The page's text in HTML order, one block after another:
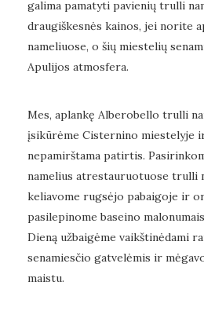
galima pamatyti pavienių trulli
draugiškesnės kainos, jei norite
nameliuose, o šių miestelių
Apulijos atmosfera.
Mes, aplankę Alberobello trulli
įsikūrėme Cisternino miestelyje
nepamirštama patirtis.
namelius atrestauruotuose trulli
keliavome rugsėjo pabaigoje ir
pasilepinome baseino
Dieną užbaigėme vaikštinėdami
senamiesčio gatvelėmis ir
maistu.